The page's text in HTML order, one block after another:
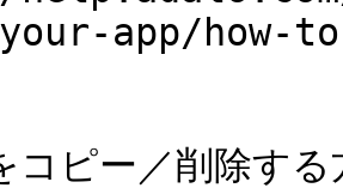
app/how-
ピー／削除する